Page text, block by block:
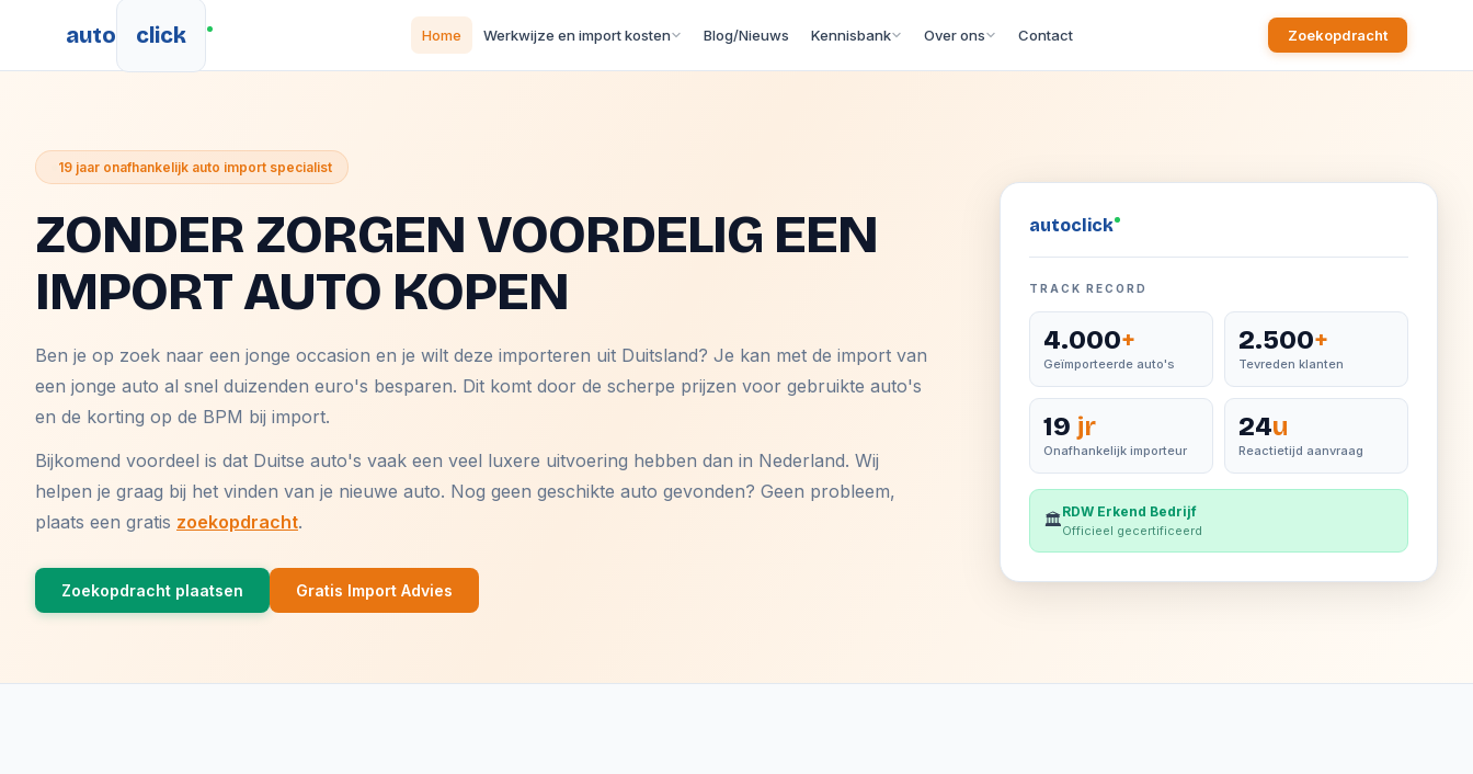
auto click Home Werkwijze en import kosten Blog/Nieuws Kennisbank Over ons Contact Zoekopdracht
19 jaar onafhankelijk auto import specialist
ZONDER ZORGEN VOORDELIG EEN
IMPORT AUTO KOPEN
Ben je op zoek naar een jonge occasion en je wilt deze importeren uit Duitsland? Je kan met de import van
een jonge auto al snel duizenden euro's besparen. Dit komt door de scherpe prijzen voor gebruikte auto's
en de korting op de BPM bij import.
Bijkomend voordeel is dat Duitse auto's vaak een veel luxere uitvoering hebben dan in Nederland. Wij
helpen je graag bij het vinden van je nieuwe auto. Nog geen geschikte auto gevonden? Geen probleem,
plaats een gratis zoekopdracht.
Zoekopdracht plaatsen Gratis Import Advies
autoclick
TRACK RECORD
4.000+
Geïmporteerde auto's
2.500+
Tevreden klanten
19 jr
Onafhankelijk importeur
24u
Reactietijd aanvraag
🏛️RDW Erkend Bedrijf
Officieel gecertificeerd